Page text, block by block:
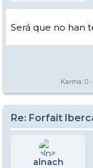
Será que no han
Karma: 0
Re: Forfait
alnach